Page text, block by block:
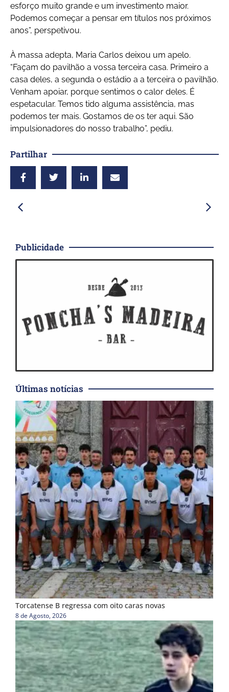
esforço muito grande e um investimento maior.
Podemos começar a pensar em títulos nos próximos
anos”, perspetivou.
À massa adepta, Maria Carlos deixou um apelo.
“Façam do pavilhão a vossa terceira casa. Primeiro a
casa deles, a segunda o estádio a a terceira o pavilhão.
Venham apoiar, porque sentimos o calor deles. É
espetacular. Temos tido alguma assistência, mas
podemos ter mais. Gostamos de os ter aqui. São
impulsionadores do nosso trabalho”, pediu.
Partilhar
Publicidade
Últimas notícias
Torcatense B regressa com oito caras novas
8 de Agosto, 2026